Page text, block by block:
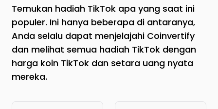
Temukan hadiah TikTok apa yang saat ini
populer. Ini hanya beberapa di antaranya,
Anda selalu dapat menjelajahi Coinvertify
dan melihat semua hadiah TikTok dengan
harga koin TikTok dan setara uang nyata
mereka.